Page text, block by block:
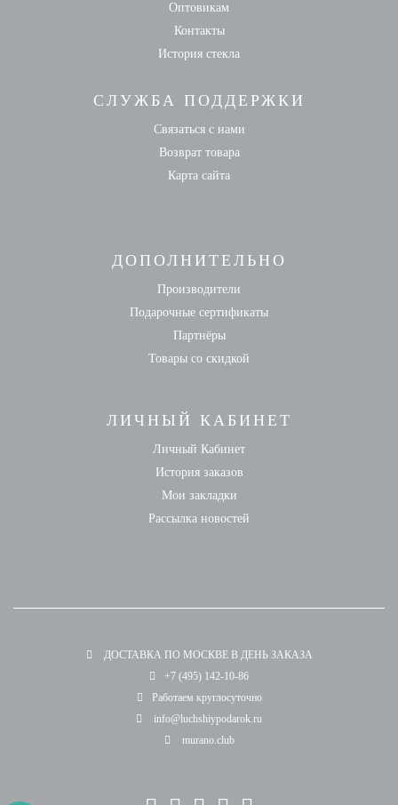
Оптовикам
Контакты
История стекла
СЛУЖБА ПОДДЕРЖКИ
Связаться с нами
Возврат товара
Карта сайта
ДОПОЛНИТЕЛЬНО
Производители
Подарочные сертификаты
Партнёры
Товары со скидкой
ЛИЧНЫЙ КАБИНЕТ
Личный Кабинет
История заказов
Мои закладки
Рассылка новостей
ДОСТАВКА ПО МОСКВЕ В ДЕНЬ ЗАКАЗА
+7 (495) 142-10-86
Работаем круглосуточно
info@luchshiypodarok.ru
murano.club